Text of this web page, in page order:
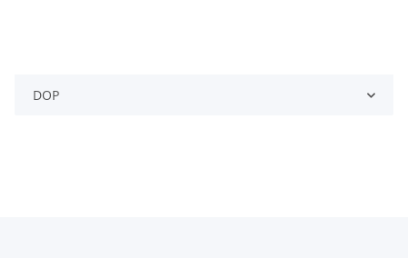
DOP